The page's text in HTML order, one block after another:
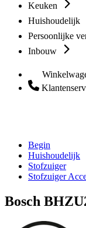
Keuken
Huishoudelijk
Persoonlijke
Inbouw
Begin
Huishoudelijk
Stofzuiger
Stofzuiger
Bosch